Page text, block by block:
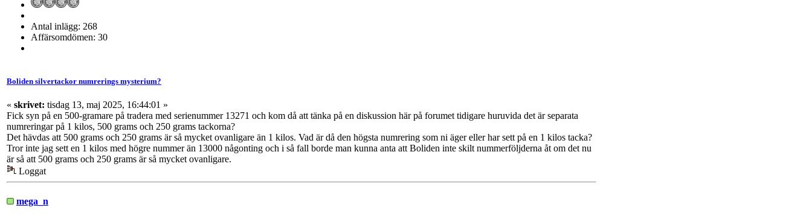
Antal inlägg: 268
Affärsomdömen: 30
Boliden silvertackor numrerings mysterium?
« skrivet: tisdag 13, maj 2025, 16:44:01 »
Fick syn på en 500-gramare på tradera med serienummer 13271 och kom då att tänka på en diskussion här på forumet tidigare huruvida det är separata
numreringar på 1 kilos, 500 grams och 250 grams tackorna?
Det hävdas att 500 grams och 250 grams är så mycket ovanligare än 1 kilos. Vad är då den högsta numrering som ni äger eller har sett på en 1 kilos tacka?
Tror inte jag sett en 1 kilos med högre nummer än 13000 någonting och i så fall borde man kunna anta att Boliden inte skilt nummerföljderna åt om det nu
är så att 500 grams och 250 grams är så mycket ovanligare.
Loggat
mega_n